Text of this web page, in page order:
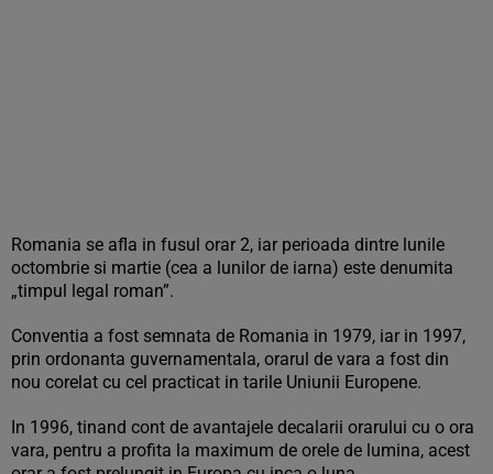
Romania se afla in fusul orar 2, iar perioada dintre lunile
octombrie si martie (cea a lunilor de iarna) este denumita
„timpul legal roman”.
Conventia a fost semnata de Romania in 1979, iar in 1997,
prin ordonanta guvernamentala, orarul de vara a fost din
nou corelat cu cel practicat in tarile Uniunii Europene.
In 1996, tinand cont de avantajele decalarii orarului cu o ora
vara, pentru a profita la maximum de orele de lumina, acest